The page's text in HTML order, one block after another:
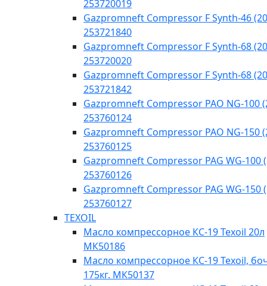
253720019
Gazpromneft Compressor F Synth-46
253721840
Gazpromneft Compressor F Synth-68
253720020
Gazpromneft Compressor F Synth-68
253721842
Gazpromneft Compressor PAO NG-100
253760124
Gazpromneft Compressor PAO NG-150
253760125
Gazpromneft Compressor PAG WG-100
253760126
Gazpromneft Compressor PAG WG-150
253760127
TEXOIL
Масло компрессорное КС-19 Texoil 20л
МК50186
Масло компрессорное КС-19 Texoil,
175кг. МК50137